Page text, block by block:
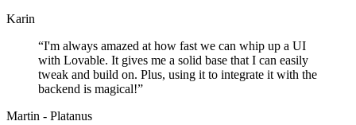
Karin
“I'm always amazed at how fast we can whip up a UI
with Lovable. It gives me a solid base that I can easily
tweak and build on. Plus, using it to integrate it with the
backend is magical!”
Martin - Platanus